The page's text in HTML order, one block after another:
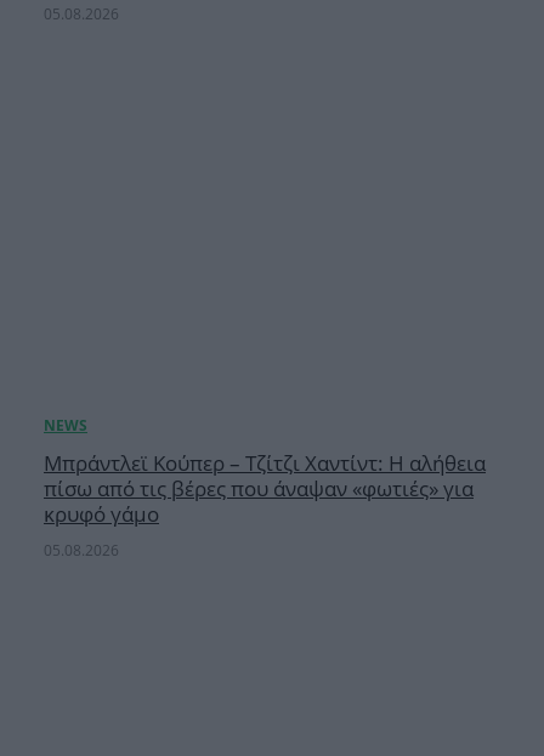
05.08.2026
Μπράντλεϊ Κούπερ – Τζίτζι Χαντίντ: Η αλήθεια
πίσω από τις βέρες που άναψαν «φωτιές» για
κρυφό γάμο
05.08.2026